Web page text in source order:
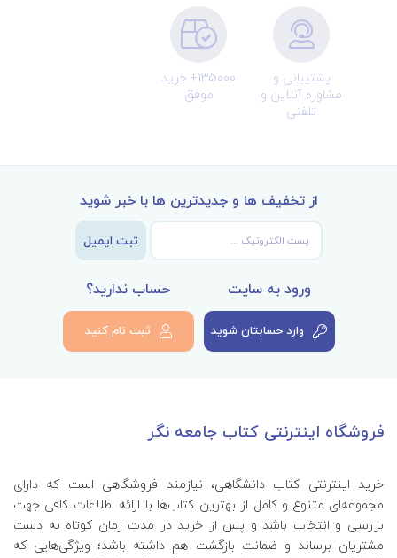
پشتیبانی و
مشاوره آنلاین و
تلفنی
135000+ خرید
موفق
از تخفیف ها و جدیدترین ها با خبر شوید
ثبت ایمیل
ورود به سایت
وارد حسابتان شوید
حساب ندارید؟
ثبت نام کنید
فروشگاه اینترنتی کتاب جامعه نگر
خرید اینترنتی کتاب‌ دانشگاهی، نیازمند فروشگاهی است که دارای
مجموعه‌ای متنوع و کامل از بهترین کتاب‌ها با ارائه اطلاعات کافی جهت
بررسی و انتخاب باشد و پس از خرید در مدت زمان کوتاه به دست
مشتریان برساند و ضمانت بازگشت هم داشته باشد؛ ویژگی‌هایی که